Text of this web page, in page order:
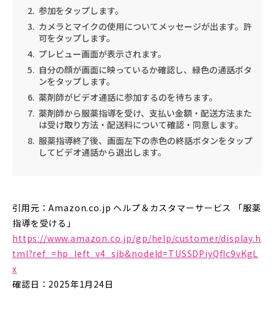
参加をタップします。
カメラとマイクの使用についてメッセージが出ます。 許
可をタップします。
プレビュー画面が表示されます。
自分の顔が画面に映っているか確認し、緑色の通話ボタ
ンをタップします。
薬剤師がビデオ通話に参加するのを待ちます。
薬剤師から服薬指導を受け、支払い金額・配送方法また
は受け取り方法・配送料について確認・同意します。
服薬指導終了後、画面左下の赤色の終話ボタンをタップ
してビデオ通話から退出します。
引用元：Amazon.co.jp ヘルプ＆カスタマーサービス 「服薬
指導を受ける」
https://www.amazon.co.jp/gp/help/customer/display.h
tml?ref_=hp_left_v4_sib&nodeId=TUSSDPiyQfIc9vKgL
x
確認日：2025年1月24日